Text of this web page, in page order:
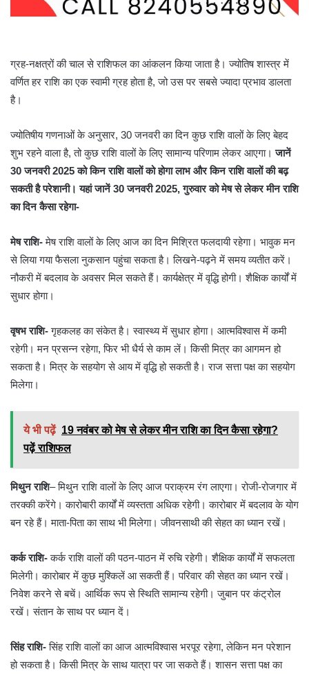
ग्रह-नक्षत्रों की चाल से राशिफल का आंकलन किया जाता है। ज्योतिष शास्त्र में
वर्णित हर राशि का एक स्वामी ग्रह होता है, जो उस पर सबसे ज्यादा प्रभाव डालता
है।
ज्योतिषीय गणनाओं के अनुसार, 30 जनवरी का दिन कुछ राशि वालों के लिए बेहद
शुभ रहने वाला है, तो कुछ राशि वालों के लिए सामान्य परिणाम लेकर आएगा।जानें
30 जनवरी 2025 को किन राशि वालों को होगा लाभ और किन राशि वालों की बढ़
सकती है परेशानी। यहां जानें 30 जनवरी 2025, गुरुवार को मेष से लेकर मीन राशि
का दिन कैसा रहेगा-
मेष राशि-मेष राशि वालों के लिए आज का दिन मिश्रित फलदायी रहेगा। भावुक मन
से लिया गया फैसला नुकसान पहुंचा सकता है। लिखने-पढ़ने में समय व्यतीत करें।
नौकरी में बदलाव के अवसर मिल सकते हैं। कार्यक्षेत्र में वृद्धि होगी। शैक्षिक कार्यों में
सुधार होगा।
वृषभ राशि-गृहकलह का संकेत है। स्वास्थ्य में सुधार होगा। आत्मविश्वास में कमी
रहेगी। मन प्रसन्न रहेगा, फिर भी धैर्य से काम लें। किसी मित्र का आगमन हो
सकता है। मित्र के सहयोग से आय में वृद्धि हो सकती है। राज सत्ता पक्ष का सहयोग
मिलेगा।
ये भी पढ़ें 19 नवंबर को मेष से लेकर मीन राशि का दिन कैसा रहेगा?
पढ़ें राशिफल
मिथुन राशि– मिथुन राशि वालों के लिए आज पराक्रम रंग लाएगा। रोजी-रोजगार में
तरक्की करेंगे। कारोबारी कार्यों में व्यस्तता अधिक रहेगी। कारोबार में बदलाव के योग
बन रहे हैं। माता-पिता का साथ भी मिलेगा। जीवनसाथी की सेहत का ध्यान रखें।
कर्क राशि-कर्क राशि वालों की पठन-पाठन में रुचि रहेगी। शैक्षिक कार्यों में सफलता
मिलेगी। कारोबार में कुछ मुश्किलें आ सकती हैं। परिवार की सेहत का ध्यान रखें।
निवेश करने से बचें। आर्थिक रूप से स्थिति सामान्य रहेगी। जुबान पर कंट्रोल
रखें। संतान के साथ पर ध्यान दें।
सिंह राशि-सिंह राशि वालों का आज आत्मविश्वास भरपूर रहेगा, लेकिन मन परेशान
हो सकता है। किसी मित्र के साथ यात्रा पर जा सकते हैं। शासन सत्ता पक्ष का